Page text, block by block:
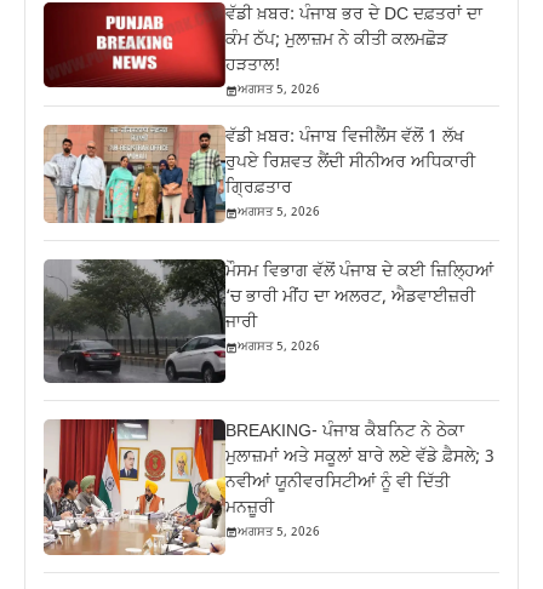
ਵੱਡੀ ਖ਼ਬਰ: ਪੰਜਾਬ ਭਰ ਦੇ DC ਦਫ਼ਤਰਾਂ ਦਾ
ਕੰਮ ਠੱਪ; ਮੁਲਾਜ਼ਮ ਨੇ ਕੀਤੀ ਕਲਮਛੋੜ
ਹੜਤਾਲ!
ਅਗਸਤ 5, 2026
ਵੱਡੀ ਖ਼ਬਰ: ਪੰਜਾਬ ਵਿਜੀਲੈਂਸ ਵੱਲੋਂ 1 ਲੱਖ
ਰੁਪਏ ਰਿਸ਼ਵਤ ਲੈਂਦੀ ਸੀਨੀਅਰ ਅਧਿਕਾਰੀ
ਗ੍ਰਿਫ਼ਤਾਰ
ਅਗਸਤ 5, 2026
ਮੌਸਮ ਵਿਭਾਗ ਵੱਲੋਂ ਪੰਜਾਬ ਦੇ ਕਈ ਜ਼‍ਿਲ੍ਹਿਆਂ
‘ਚ ਭਾਰੀ ਮੀਂਹ ਦਾ ਅਲਰਟ, ਐਡਵਾਈਜ਼ਰੀ
ਜਾਰੀ
ਅਗਸਤ 5, 2026
BREAKING- ਪੰਜਾਬ ਕੈਬਨਿਟ ਨੇ ਠੇਕਾ
ਮੁਲਾਜ਼ਮਾਂ ਅਤੇ ਸਕੂਲਾਂ ਬਾਰੇ ਲਏ ਵੱਡੇ ਫ਼ੈਸਲੇ; 3
ਨਵੀਆਂ ਯੂਨੀਵਰਸਿਟੀਆਂ ਨੂੰ ਵੀ ਦਿੱਤੀ
ਮਨਜ਼ੂਰੀ
ਅਗਸਤ 5, 2026